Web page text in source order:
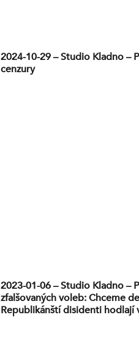
2024-10-29 – Studio Kladno –
cenzury
2023-01-06 – Studio Kladno
zfalšovaných voleb: Chceme
Republikánští disidenti hodlají